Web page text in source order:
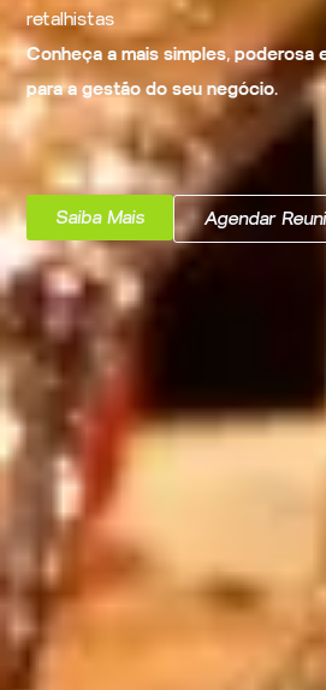
retalhistas
Conheça a mais simples, poderosa
para a gestão do seu negócio.
Saiba Mais Agendar